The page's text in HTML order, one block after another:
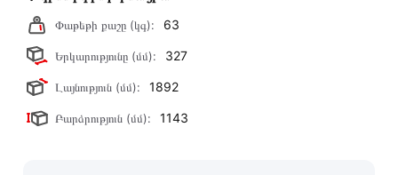
Փաթեթի քաշը (կգ): 63
Երկարությունը (մմ): 327
Լայնություն (մմ): 1892
Բարձրություն (մմ): 1143